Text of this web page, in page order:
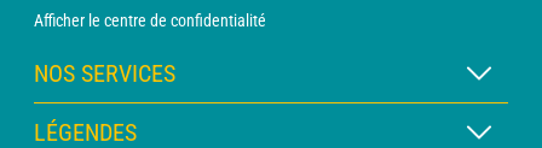
Afficher le centre de confidentialité
NOS SERVICES
Abonnement METEO Xpert
LÉGENDES